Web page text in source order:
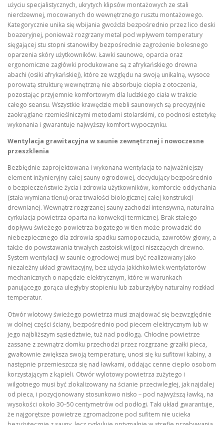
użyciu specjalistycznych, ukrytych klipsów montażowych ze stali
nierdzewnej, mocowanych do wewnętrznego rusztu montażowego.
Kategorycznie unika się wbijania gwoździ bezpośrednio przez lico deski
boazeryjnej, ponieważ rozgrzany metal pod wpływem temperatury
sięgającej stu stopni stanowiłby bezpośrednie zagrożenie bolesnego
oparzenia skóry użytkowników. Ławki saunowe, oparcia oraz
ergonomiczne zagłówki produkowane są z afrykańskiego drewna
abachi (osiki afrykańskiej), które ze względu na swoją unikalną, wysoce
porowatą strukturę wewnętrzną nie absorbuje ciepła z otoczenia,
pozostając przyjemnie komfortowym dla ludzkiego ciała w trakcie
całego seansu. Wszystkie krawędzie mebli saunowych są precyzyjnie
zaokrąglane rzemieślniczymi metodami stolarskimi, co podnosi estetykę
wykonania i gwarantuje najwyższy komfort wypoczynku.
Wentylacja grawitacyjna w saunie zewnętrznej i nowoczesne
przeszklenia
Bezbłędnie zaprojektowana i wykonana wentylacja to najważniejszy
element inżynieryjny całej sauny ogrodowej, decydujący bezpośrednio
o bezpieczeństwie życia i zdrowia użytkowników, komforcie oddychania
(stała wymiana tlenu) oraz trwałości biologicznej całej konstrukcji
drewnianej. Wewnątrz rozgrzanej sauny zachodzi intensywna, naturalna
cyrkulacja powietrza oparta na konwekcji termicznej. Brak stałego
dopływu świeżego powietrza bogatego w tlen może prowadzić do
niebezpiecznego dla zdrowia spadku samopoczucia, zawrotów głowy, a
także do powstawania trwałych zastoisk wilgoci niszczących drewno.
System wentylacji w saunie ogrodowej musi być realizowany jako
niezależny układ grawitacyjny, bez użycia jakichkolwiek wentylatorów
mechanicznych o napędzie elektrycznym, które w warunkach
panującego gorąca uległyby stopieniu lub zaburzyłyby naturalny rozkład
temperatur.
Otwór wlotowy świeżego powietrza musi znajdować się bezwzględnie
w dolnej części ściany, bezpośrednio pod piecem elektrycznym lub w
jego najbliższym sąsiedztwie, tuż nad podłogą. Chłodne powietrze
zassane z zewnątrz domku przechodzi przez rozgrzane grzałki pieca,
gwałtownie zwiększa swoją temperaturę, unosi się ku sufitowi kabiny, a
następnie przemieszcza się nad ławkami, oddając cenne ciepło osobom
korzystającym z kąpieli. Otwór wylotowy powietrza zużytego i
wilgotnego musi być zlokalizowany na ścianie przeciwległej, jak najdalej
od pieca, i pozycjonowany stosunkowo nisko – pod najwyższą ławką, na
wysokości około 30–50 centymetrów od podłogi. Taki układ gwarantuje,
że najgorętsze powietrze zgromadzone pod sufitem nie ucieka